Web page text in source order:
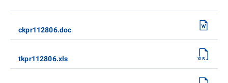
ckpr112806.doc
tkpr112806.xls